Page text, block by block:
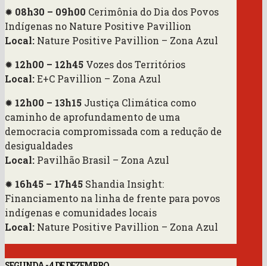
✹ 08h30 – 09h00 Cerimônia do Dia dos Povos
Indígenas no Nature Positive Pavillion
Local: Nature Positive Pavillion – Zona Azul
✹ 12h00 – 12h45 Vozes dos Territórios
Local:E+C Pavillion – Zona Azul
✹ 12h00 – 13h15 Justiça Climática como
caminho de aprofundamento de uma
democracia compromissada com a redução de
desigualdades
Local: Pavilhão Brasil – Zona Azul
✹ 16h45 – 17h45 Shandia Insight:
Financiamento na linha de frente para povos
indígenas e comunidades locais
Local: Nature Positive Pavillion – Zona Azul